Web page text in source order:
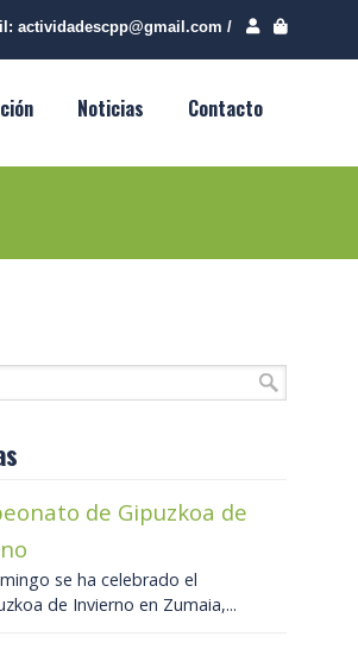
actividadescpp@gmail.com /
Noticias Contacto
de Gipuzkoa de
se ha celebrado el
de Invierno en Zumaia,...